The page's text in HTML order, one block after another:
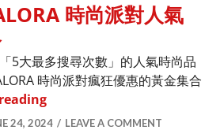
時尚派對人氣
5大最多搜尋次數」的人氣時尚品
時尚派對瘋狂優惠的黃金集合
掃貨攻略｜ZALORA 時尚派對
24, 2024 LEAVE A COMMENT